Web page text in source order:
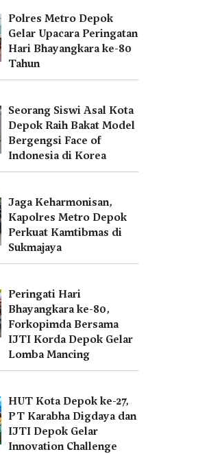
Polres Metro Depok
Gelar Upacara Peringatan
Hari Bhayangkara ke-80
Tahun
Seorang Siswi Asal Kota
Depok Raih Bakat Model
Bergengsi Face of
Indonesia di Korea
Jaga Keharmonisan,
Kapolres Metro Depok
Perkuat Kamtibmas di
Sukmajaya
Peringati Hari
Bhayangkara ke-80,
Forkopimda Bersama
IJTI Korda Depok Gelar
Lomba Mancing
HUT Kota Depok ke-27,
PT Karabha Digdaya dan
IJTI Depok Gelar
Innovation Challenge